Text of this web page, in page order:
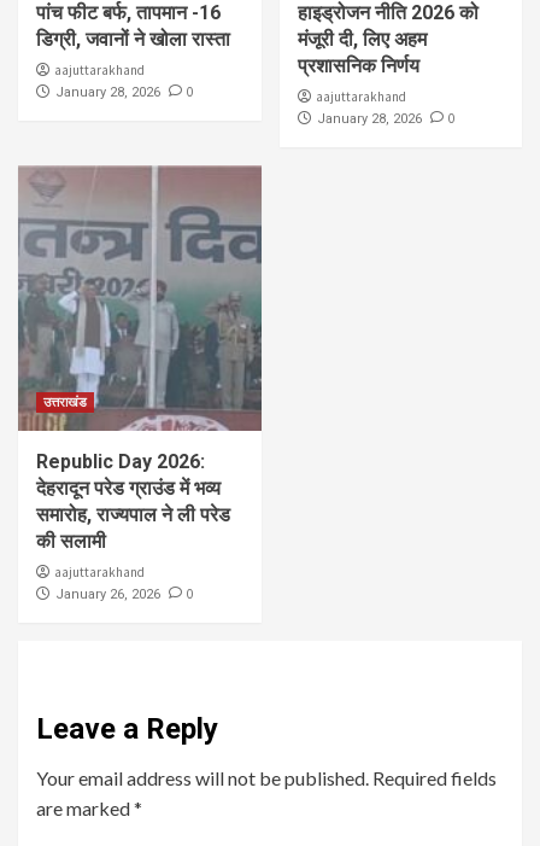
पांच फीट बर्फ, तापमान -16
डिग्री, जवानों ने खोला रास्ता
aajuttarakhand
January 28, 2026 0
हाइड्रोजन नीति 2026 को
मंजूरी दी, लिए अहम
प्रशासनिक निर्णय
aajuttarakhand
January 28, 2026 0
उत्तराखंड
Republic Day 2026:
देहरादून परेड ग्राउंड में भव्य
समारोह, राज्यपाल ने ली परेड
की सलामी
aajuttarakhand
January 26, 2026 0
Leave a Reply
Your email address will not be published. Required fields
are marked*